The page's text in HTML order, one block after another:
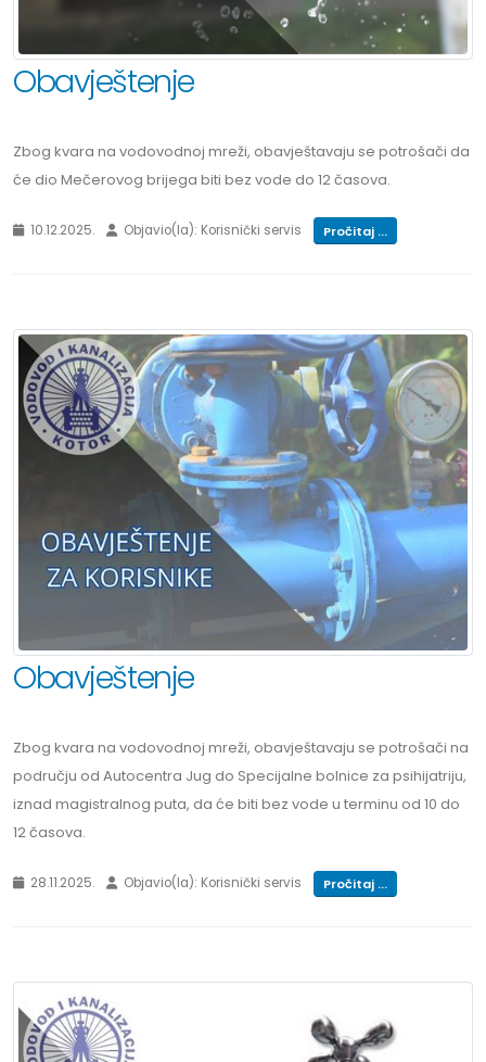
Obavještenje
Zbog kvara na vodovodnoj mreži, obavještavaju se potrošači da
će dio Mečerovog brijega biti bez vode do 12 časova.
10.12.2025. Objavio(la): Korisnički servis Pročitaj ...
Obavještenje
Zbog kvara na vodovodnoj mreži, obavještavaju se potrošači na
području od Autocentra Jug do Specijalne bolnice za psihijatriju,
iznad magistralnog puta, da će biti bez vode u terminu od 10 do
12 časova.
28.11.2025. Objavio(la): Korisnički servis Pročitaj ...